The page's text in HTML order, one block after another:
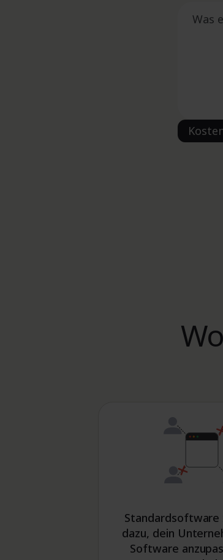
Standardsoftware
dazu, dein
Software